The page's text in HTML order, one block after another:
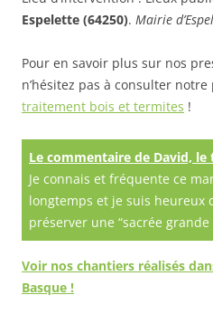
Espelette (64250). Mairie
Pour en savoir plus sur nos
n’hésitez pas à consulter
traitement bois et termites !
Le commentaire de David, le
Je connais et fréquente ce
longtemps et je suis heureux
préserver une “sacrée
Voir nos chantiers réalisés
Basque !